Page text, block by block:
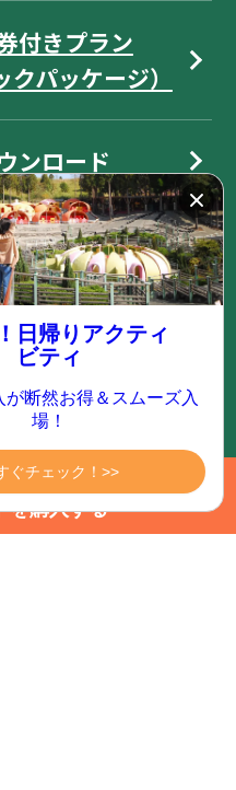
付きプラン
クパッケージ）
ンロード
問
ティを楽しむ"
を購入する
日帰りアクティ
ビティ
が断然お得＆スムーズ入
場！
ぐチェック！>>